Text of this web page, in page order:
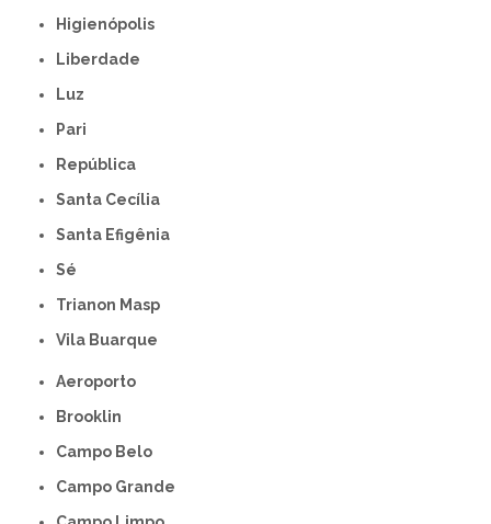
Higienópolis
Liberdade
Luz
Pari
República
Santa Cecília
Santa Efigênia
Sé
Trianon Masp
Vila Buarque
Aeroporto
Brooklin
Campo Belo
Campo Grande